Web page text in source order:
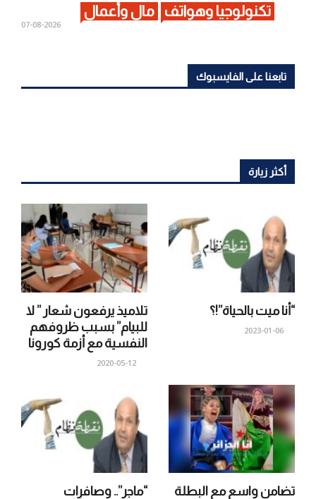
تكنولوجيا وهواتف مال وأعمال
2026-08-07
تابعنا على الفايسبوك
أكثر زيارة
تلاميذ يرفعون شعار ” لا
للبيام” بسبب ظروفهم
النفسية مع أزمة كورونا
2020-05-12
“أنا ميت بالحياة”!؟
2023-01-06
“ماجر”.. وصافرات
تضامن واسع مع البطلة